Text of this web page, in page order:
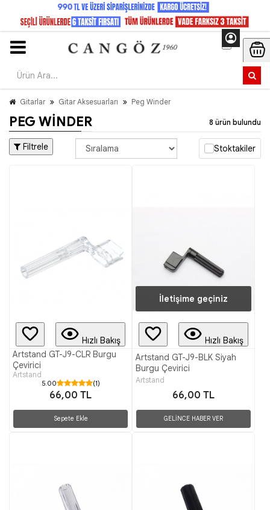
Gitarlar Gitar Aksesuarları Peg Winder
PEG WINDER 8 ürün bulundu
Filtrele Stoktakiler
Hızlı Bakış
Artstand GT-J9-CLR Burgu
Çevirici
Artstand
5.00 (1)
66,00 TL
Sepete Ekle
İletişime geçiniz
Hızlı Bakış
Artstand GT-J9-BLK Siyah
Burgu Çevirici
Artstand
66,00 TL
GELİNCE HABER VER